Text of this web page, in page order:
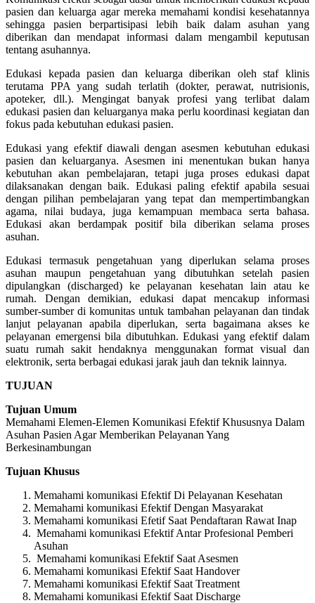
pasien dan keluarga agar mereka memahami kondisi kesehatannya
sehingga pasien berpartisipasi lebih baik dalam asuhan yang
diberikan dan mendapat informasi dalam mengambil keputusan
tentang asuhannya.
Edukasi kepada pasien dan keluarga diberikan oleh staf klinis
terutama PPA yang sudah terlatih (dokter, perawat, nutrisionis,
apoteker, dll.). Mengingat banyak profesi yang terlibat dalam
edukasi pasien dan keluarganya maka perlu koordinasi kegiatan dan
fokus pada kebutuhan edukasi pasien.
Edukasi yang efektif diawali dengan asesmen kebutuhan edukasi
pasien dan keluarganya. Asesmen ini menentukan bukan hanya
kebutuhan akan pembelajaran, tetapi juga proses edukasi dapat
dilaksanakan dengan baik. Edukasi paling efektif apabila sesuai
dengan pilihan pembelajaran yang tepat dan mempertimbangkan
agama, nilai budaya, juga kemampuan membaca serta bahasa.
Edukasi akan berdampak positif bila diberikan selama proses
asuhan.
Edukasi termasuk pengetahuan yang diperlukan selama proses
asuhan maupun pengetahuan yang dibutuhkan setelah pasien
dipulangkan (discharged) ke pelayanan kesehatan lain atau ke
rumah. Dengan demikian, edukasi dapat mencakup informasi
sumber-sumber di komunitas untuk tambahan pelayanan dan tindak
lanjut pelayanan apabila diperlukan, serta bagaimana akses ke
pelayanan emergensi bila dibutuhkan. Edukasi yang efektif dalam
suatu rumah sakit hendaknya menggunakan format visual dan
elektronik, serta berbagai edukasi jarak jauh dan teknik lainnya.
TUJUAN
Tujuan Umum
Memahami Elemen-Elemen Komunikasi Efektif Khususnya Dalam
Asuhan Pasien Agar Memberikan Pelayanan Yang
Berkesinambungan
Tujuan Khusus
Memahami komunikasi Efektif Di Pelayanan Kesehatan
Memahami komunikasi Efektif Dengan Masyarakat
Memahami komunikasi Efetif Saat Pendaftaran Rawat Inap
Memahami komunikasi Efektif Antar Profesional Pemberi
Asuhan
Memahami komunikasi Efektif Saat Asesmen
Memahami komunikasi Efektif Saat Handover
Memahami komunikasi Efektif Saat Treatment
Memahami komunikasi Efektif Saat Discharge